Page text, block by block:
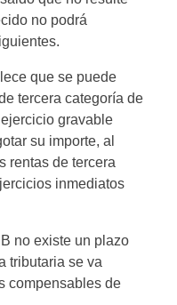
no podrá
que se puede
tercera categoría de
gravable
su importe, al
rentas de tercera
inmediatos
no existe un plazo
tributaria se va
compensables de